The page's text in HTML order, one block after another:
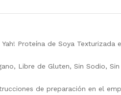
Yah! Proteína de Soya
Libre de Gluten, Sin Sodio,
de preparación en el